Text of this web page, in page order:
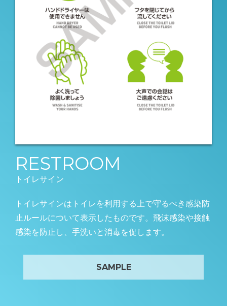
RESTROOM
トイレサイン
トイレサインはトイレを利用する上で守るべき感染防
止ルールについて表示したものです。飛沫感染や接触
感染を防止し、手洗いと消毒を促します。
SAMPLE